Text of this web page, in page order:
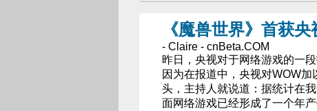
《魔兽世界》首获
- Claire - cnBeta.COM
昨日，央视对于网络游戏的一
因为在报道中，央视对WOW
头，主持人就说道：据统计在
面网络游戏已经形成了一个年